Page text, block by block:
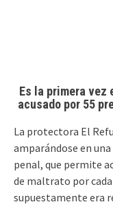
Es la primera vez
acusado por 55
La protectora El
amparándose en
penal, que permite
de maltrato por cada
supuestamente era